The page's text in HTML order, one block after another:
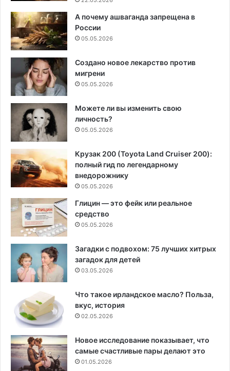
А почему ашваганда запрещена в
России
05.05.2026
Создано новое лекарство против
мигрени
05.05.2026
Можете ли вы изменить свою
личность?
05.05.2026
Крузак 200 (Toyota Land Cruiser 200):
полный гид по легендарному
внедорожнику
05.05.2026
Глицин — это фейк или реальное
средство
05.05.2026
Загадки с подвохом: 75 лучших хитрых
загадок для детей
03.05.2026
Что такое ирландское масло? Польза,
вкус, история
02.05.2026
Новое исследование показывает, что
самые счастливые пары делают это
01.05.2026